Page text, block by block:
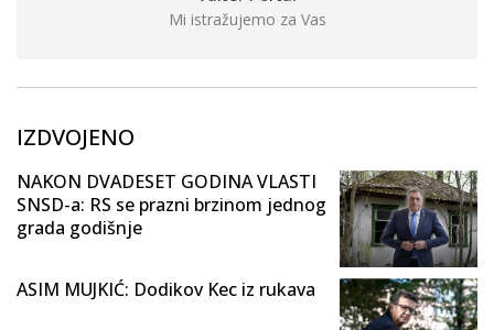
Mi istražujemo za Vas
IZDVOJENO
NAKON DVADESET GODINA VLASTI
SNSD-a: RS se prazni brzinom jednog
grada godišnje
ASIM MUJKIĆ: Dodikov Kec iz rukava